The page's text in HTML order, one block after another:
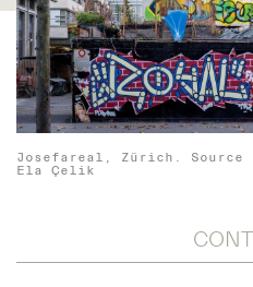
Josefareal, Zürich. Source
Ela Çelik